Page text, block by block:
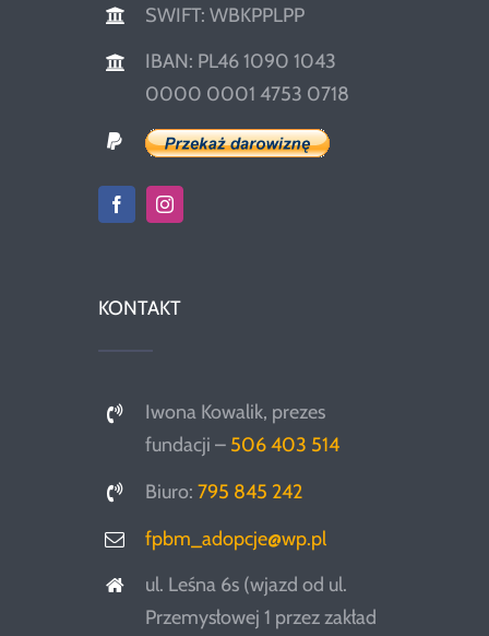
SWIFT: WBKPPLPP
IBAN: PL46 1090 1043
0000 0001 4753 0718
KONTAKT
Iwona Kowalik, prezes
fundacji – 506 403 514
Biuro:795 845 242
fpbm_adopcje@wp.pl
ul. Leśna 6s (wjazd od ul.
Przemysłowej 1 przez zakład